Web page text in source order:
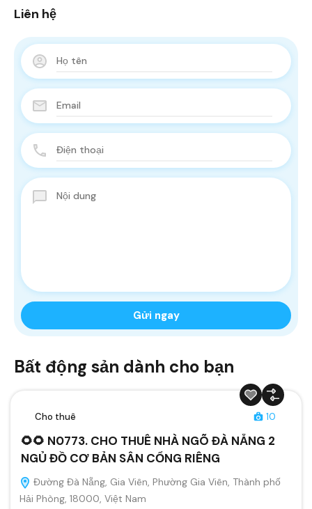
Liên hệ
Bất động sản dành cho bạn
Cho thuê 10
🌻🌻 N0773. CHO THUÊ NHÀ NGÕ ĐÀ NẴNG 2
NGỦ ĐỒ CƠ BẢN SÂN CỔNG RIÊNG
Đường Đà Nẵng, Gia Viên, Phường Gia Viên, Thành phố
Hải Phòng, 18000, Việt Nam